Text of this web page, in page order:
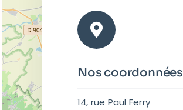
Nos coordonnées
14, rue Paul Ferry